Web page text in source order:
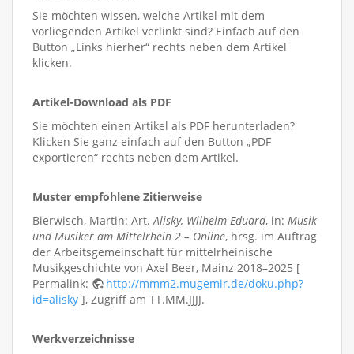
Sie möchten wissen, welche Artikel mit dem
vorliegenden Artikel verlinkt sind? Einfach auf den
Button „Links hierher“ rechts neben dem Artikel
klicken.
Artikel-Download als PDF
Sie möchten einen Artikel als PDF herunterladen?
Klicken Sie ganz einfach auf den Button „PDF
exportieren“ rechts neben dem Artikel.
Muster empfohlene Zitierweise
Bierwisch, Martin: Art.Alisky, Wilhelm Eduard, in: Musik
und Musiker am Mittelrhein 2 – Online, hrsg. im Auftrag
der Arbeitsgemeinschaft für mittelrheinische
Musikgeschichte von Axel Beer, Mainz 2018–2025 [
Permalink:
http://mmm2.mugemir.de/doku.php?
id=alisky ], Zugriff am TT.MM.JJJJ.
Werkverzeichnisse